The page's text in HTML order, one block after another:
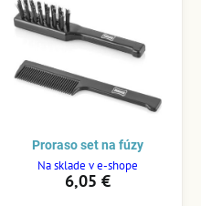
Proraso set na fúzy
Na sklade v e-shope
6,05 €